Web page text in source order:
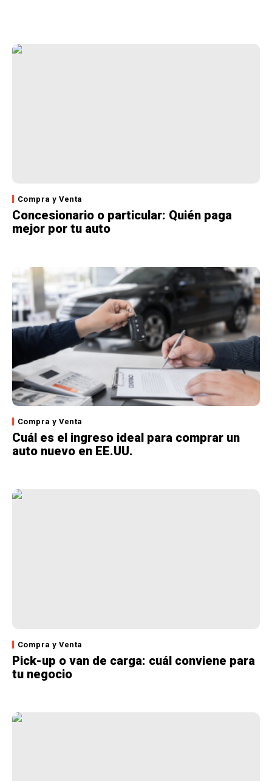
Compra y Venta
Concesionario o particular: Quién paga
mejor por tu auto
Compra y Venta
Cuál es el ingreso ideal para comprar un
auto nuevo en EE.UU.
Compra y Venta
Pick-up o van de carga: cuál conviene para
tu negocio